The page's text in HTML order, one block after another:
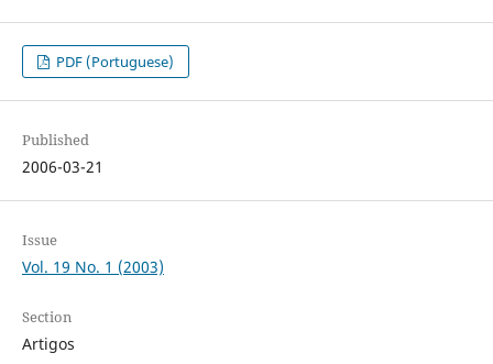
PDF (Portuguese)
Published
2006-03-21
Issue
Vol. 19 No. 1 (2003)
Section
Artigos